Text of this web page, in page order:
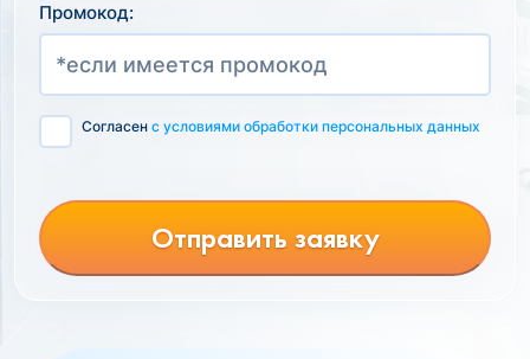
Промокод:
Согласен с условиями обработки персональных данных
Отправить заявку